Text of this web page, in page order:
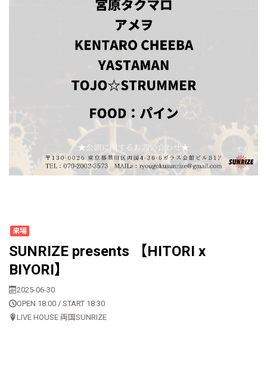
来場
SUNRIZE presents 【HITORI x
BIYORI】
2025-06-30
OPEN 18:00 / START 18:30
LIVE HOUSE 両国SUNRIZE